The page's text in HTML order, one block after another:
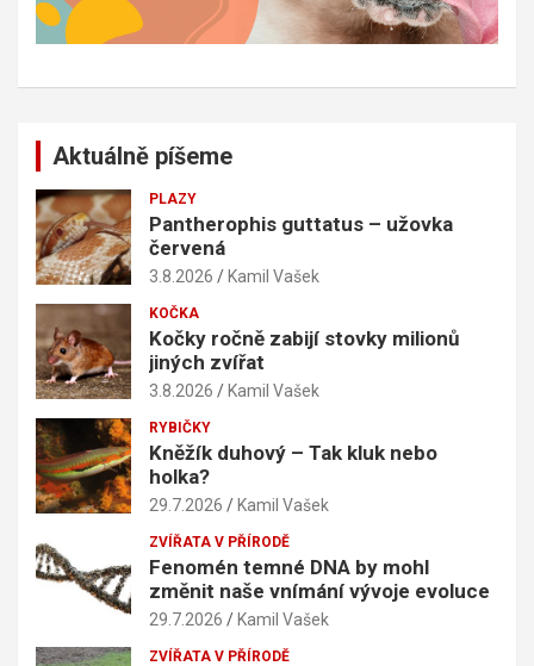
Aktuálně píšeme
PLAZY
Pantherophis guttatus – užovka
červená
3.8.2026 Kamil Vašek
KOČKA
Kočky ročně zabijí stovky milionů
jiných zvířat
3.8.2026 Kamil Vašek
RYBIČKY
Kněžík duhový – Tak kluk nebo
holka?
29.7.2026 Kamil Vašek
ZVÍŘATA V PŘÍRODĚ
Fenomén temné DNA by mohl
změnit naše vnímání vývoje evoluce
29.7.2026 Kamil Vašek
ZVÍŘATA V PŘÍRODĚ